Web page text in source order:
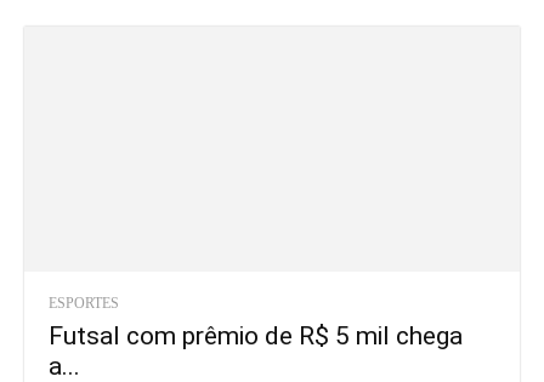
ESPORTES
Futsal com prêmio de R$ 5 mil chega
a...